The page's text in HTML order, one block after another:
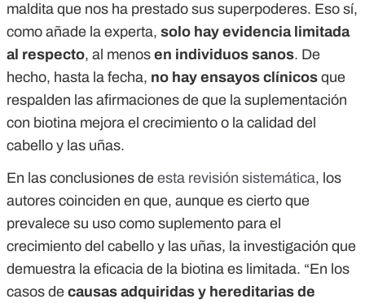
maldita que nos ha prestado sus superpoderes. Eso sí,
como añade la experta, solo hay evidencia limitada
al respecto, al menos en individuos sanos. De
hecho, hasta la fecha, no hay ensayos clínicos que
respalden las afirmaciones de que la suplementación
con biotina mejora el crecimiento o la calidad del
cabello y las uñas.
En las conclusiones de esta revisión sistemática, los
autores coinciden en que, aunque es cierto que
prevalece su uso como suplemento para el
crecimiento del cabello y las uñas, la investigación que
demuestra la eficacia de la biotina es limitada. “En los
casos de causas adquiridas y hereditarias de